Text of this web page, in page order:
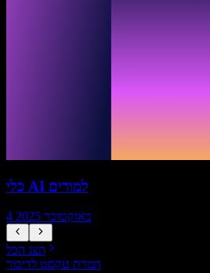
כלי AI למורים
4 באוקטובר 2025
הצג הכל
המרת טקסט לדיבור